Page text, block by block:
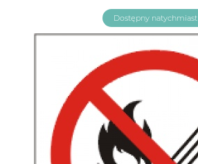
Dostępny natychmiast